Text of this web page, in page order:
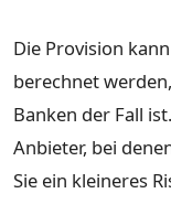
Die Provision
berechnet
Banken der Fall
Anbieter, bei
Sie ein kleineres